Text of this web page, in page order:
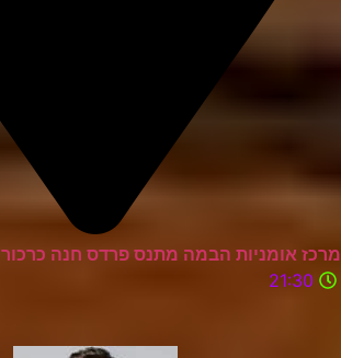
מרכז אומניות הבמה מתנס פרדס חנה כרכור
21:30